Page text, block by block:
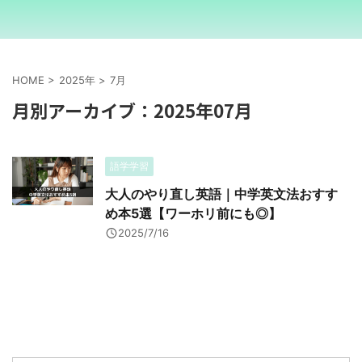
HOME > 2025年 > 7月
月別アーカイブ：2025年07月
語学学習
大人のやり直し英語｜中学英文法おすす
め本5選【ワーホリ前にも◎】
2025/7/16